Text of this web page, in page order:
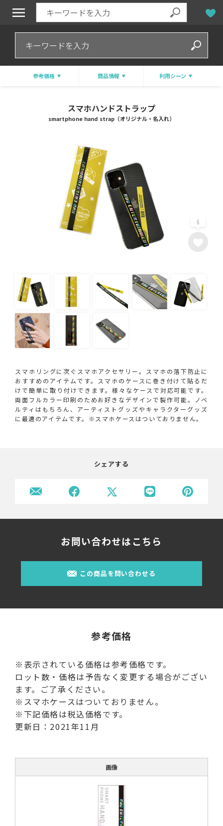
参考価格 商品情報 利用シーン
スマホハンドストラップ
smartphone hand strap（オリジナル・名入れ）
6
スマホリングに次ぐスマホアクセサリー。スマホの落下防止に
おすすめのアイテムです。スマホのケースに巻き付けて貼るだ
けで簡単に取り付けできます。様々なケースで対応可能です。
両面フルカラー印刷のためお好きなデザインで製作可能。ノベ
ルティはもちろん、アーティストグッズやキャラクターグッズ
に最適のアイテムです。※スマホケースはついておりません。
シェアする
お問い合わせはこちら
この商品を問い合わせる
参考価格
※表示されている価格は参考価格です。
ロット数・価格は予告なく変更する場合がござい
ます。ご了承ください。
※スマホケースはついておりません。
※下記価格は税込価格です。
更新日：2021年11月
画像